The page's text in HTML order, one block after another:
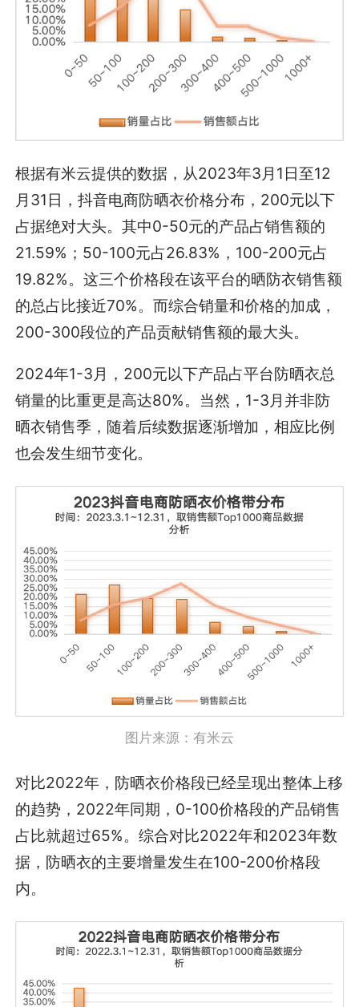
根据有米云提供的数据，从2023年3月1日至12
月31日，抖音电商防晒衣价格分布，200元以下
占据绝对大头。其中0-50元的产品占销售额的
21.59%；50-100元占26.83%，100-200元占
19.82%。这三个价格段在该平台的晒防衣销售额
的总占比接近70%。而综合销量和价格的加成，
200-300段位的产品贡献销售额的最大头。
2024年1-3月，200元以下产品占平台防晒衣总
销量的比重更是高达80%。当然，1-3月并非防
晒衣销售季，随着后续数据逐渐增加，相应比例
也会发生细节变化。
图片来源：有米云
对比2022年，防晒衣价格段已经呈现出整体上移
的趋势，2022年同期，0-100价格段的产品销售
占比就超过65%。综合对比2022年和2023年数
据，防晒衣的主要增量发生在100-200价格段
内。